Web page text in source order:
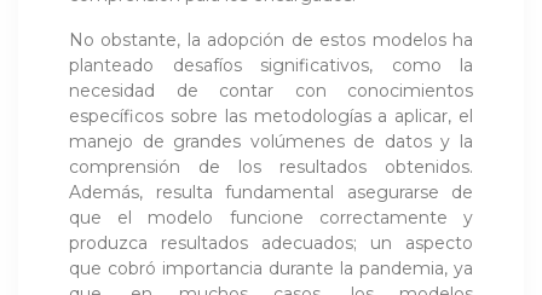
No obstante, la adopción de estos modelos ha
planteado desafíos significativos, como la
necesidad de contar con conocimientos
específicos sobre las metodologías a aplicar, el
manejo de grandes volúmenes de datos y la
comprensión de los resultados obtenidos.
Además, resulta fundamental asegurarse de
que el modelo funcione correctamente y
produzca resultados adecuados; un aspecto
que cobró importancia durante la pandemia, ya